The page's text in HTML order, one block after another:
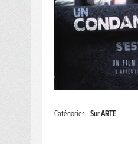
Catégories : Sur ARTE